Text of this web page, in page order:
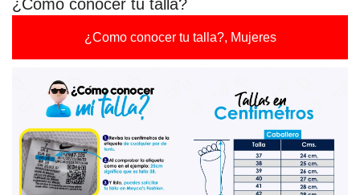
¿Como conocer tu talla?
¿Como conocer tu talla?, Mujeres